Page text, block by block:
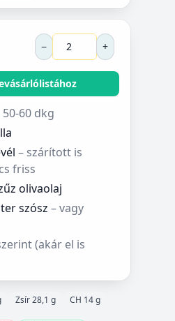
− +
50-60 dkg
– szárított is
friss
olivaolaj
szósz – vagy
(akár el is
Zsír 28,1 g CH 14 g